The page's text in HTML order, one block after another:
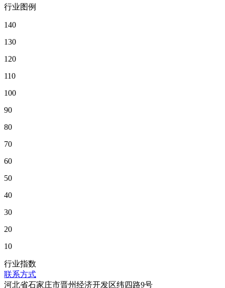
行业图例
140
130
120
110
100
90
80
70
60
50
40
30
20
10
行业指数
联系方式
河北省石家庄市晋州经济开发区纬四路9号